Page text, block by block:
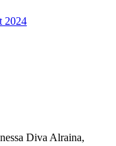
2024
Diva Alraina,